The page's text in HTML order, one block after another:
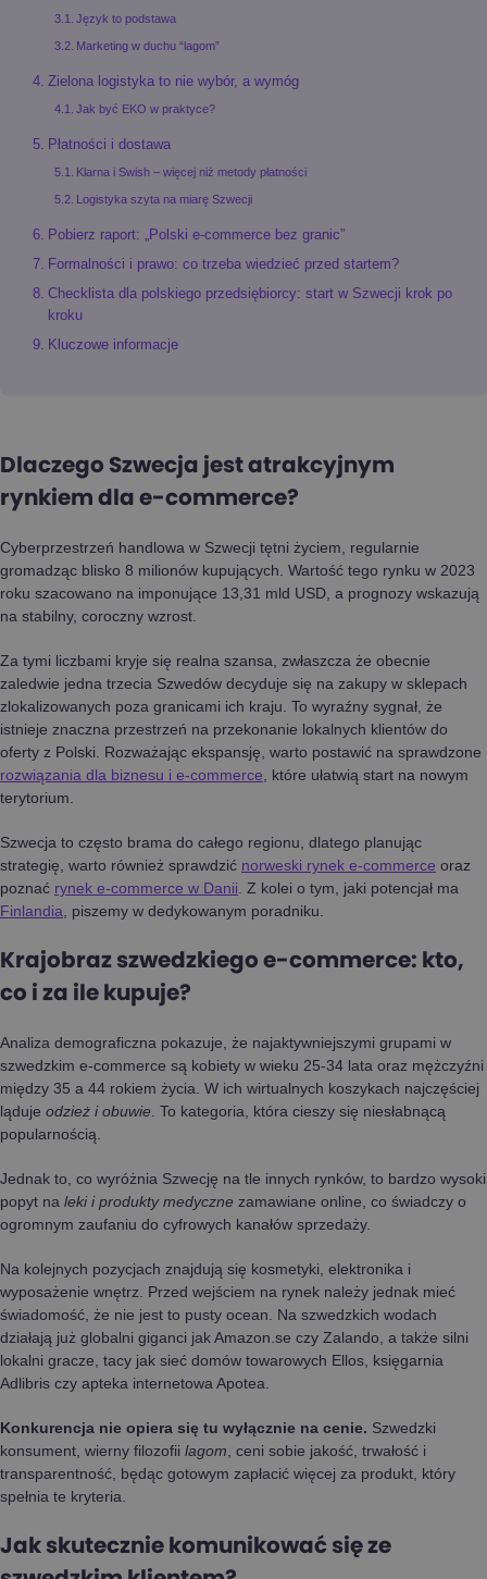
Język to podstawa
Marketing w duchu “lagom”
Zielona logistyka to nie wybór, a wymóg
Jak być EKO w praktyce?
Płatności i dostawa
Klarna i Swish – więcej niż metody płatności
Logistyka szyta na miarę Szwecji
Pobierz raport: „Polski e-commerce bez granic”
Formalności i prawo: co trzeba wiedzieć przed startem?
Checklista dla polskiego przedsiębiorcy: start w Szwecji krok po
kroku
Kluczowe informacje
Dlaczego Szwecja jest atrakcyjnym
rynkiem dla e-commerce?
Cyberprzestrzeń handlowa w Szwecji tętni życiem, regularnie
gromadząc blisko 8 milionów kupujących. Wartość tego rynku w 2023
roku szacowano na imponujące 13,31 mld USD, a prognozy wskazują
na stabilny, coroczny wzrost.
Za tymi liczbami kryje się realna szansa, zwłaszcza że obecnie
zaledwie jedna trzecia Szwedów decyduje się na zakupy w sklepach
zlokalizowanych poza granicami ich kraju. To wyraźny sygnał, że
istnieje znaczna przestrzeń na przekonanie lokalnych klientów do
oferty z Polski. Rozważając ekspansję, warto postawić na sprawdzone
rozwiązania dla biznesu i e-commerce , które ułatwią start na nowym
terytorium.
Szwecja to często brama do całego regionu, dlatego planując
strategię, warto również sprawdzić norweski rynek e-commerce oraz
poznać rynek e-commerce w Danii . Z kolei o tym, jaki potencjał ma
Finlandia , piszemy w dedykowanym poradniku.
Krajobraz szwedzkiego e-commerce: kto,
co i za ile kupuje?
Analiza demograficzna pokazuje, że najaktywniejszymi grupami w
szwedzkim e-commerce są kobiety w wieku 25-34 lata oraz mężczyźni
między 35 a 44 rokiem życia. W ich wirtualnych koszykach najczęściej
ląduje odzież i obuwie . To kategoria, która cieszy się niesłabnącą
popularnością.
Jednak to, co wyróżnia Szwecję na tle innych rynków, to bardzo wysoki
popyt na leki i produkty medyczne zamawiane online, co świadczy o
ogromnym zaufaniu do cyfrowych kanałów sprzedaży.
Na kolejnych pozycjach znajdują się kosmetyki, elektronika i
wyposażenie wnętrz. Przed wejściem na rynek należy jednak mieć
świadomość, że nie jest to pusty ocean. Na szwedzkich wodach
działają już globalni giganci jak Amazon.se czy Zalando, a także silni
lokalni gracze, tacy jak sieć domów towarowych Ellos, księgarnia
Adlibris czy apteka internetowa Apotea.
Konkurencja nie opiera się tu wyłącznie na cenie. Szwedzki
konsument, wierny filozofii lagom , ceni sobie jakość, trwałość i
transparentność, będąc gotowym zapłacić więcej za produkt, który
spełnia te kryteria.
Jak skutecznie komunikować się ze